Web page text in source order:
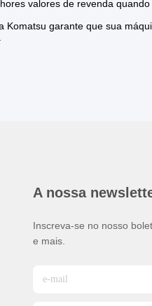
valores de revenda
Komatsu garante que sua
A nossa
Inscreva-se no nosso
e mais.